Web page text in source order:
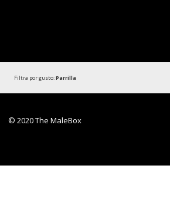
Filtra por gusto:Parrilla
© 2020 The MaleBox